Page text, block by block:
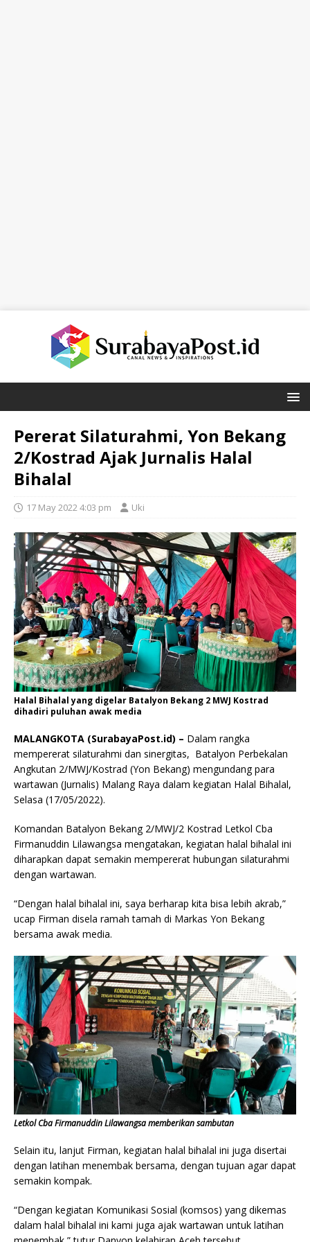
Pererat Silaturahmi, Yon Bekang
2/Kostrad Ajak Jurnalis Halal
Bihalal
17 May 2022 4:03 pm Uki
Halal Bihalal yang digelar Batalyon Bekang 2 MWJ Kostrad
dihadiri puluhan awak media
MALANGKOTA (SurabayaPost.id) – Dalam rangka
mempererat silaturahmi dan sinergitas, Batalyon Perbekalan
Angkutan 2/MWJ/Kostrad (Yon Bekang) mengundang para
wartawan (Jurnalis) Malang Raya dalam kegiatan Halal Bihalal,
Selasa (17/05/2022).
Komandan Batalyon Bekang 2/MWJ/2 Kostrad Letkol Cba
Firmanuddin Lilawangsa mengatakan, kegiatan halal bihalal ini
diharapkan dapat semakin mempererat hubungan silaturahmi
dengan wartawan.
“Dengan halal bihalal ini, saya berharap kita bisa lebih akrab,”
ucap Firman disela ramah tamah di Markas Yon Bekang
bersama awak media.
Letkol Cba Firmanuddin Lilawangsa memberikan sambutan
Selain itu, lanjut Firman, kegiatan halal bihalal ini juga disertai
dengan latihan menembak bersama, dengan tujuan agar dapat
semakin kompak.
“Dengan kegiatan Komunikasi Sosial (komsos) yang dikemas
dalam halal bihalal ini kami juga ajak wartawan untuk latihan